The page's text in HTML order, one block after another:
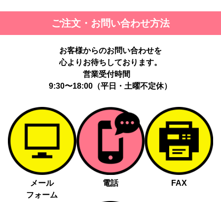
ご注文・お問い合わせ方法
お客様からのお問い合わせを
心よりお待ちしております。
営業受付時間
9:30〜18:00（平日・土曜不定休）
メール
フォーム
電話 FAX